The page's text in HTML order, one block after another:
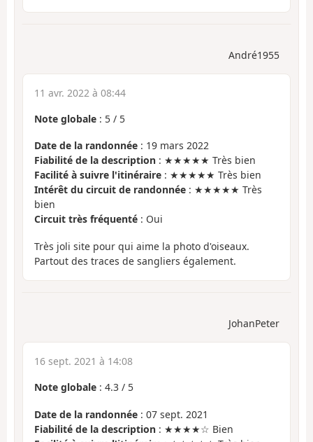
André1955
11 avr. 2022 à 08:44
Note globale : 5 / 5
Date de la randonnée : 19 mars 2022
Fiabilité de la description : ★★★★★ Très bien
Facilité à suivre l'itinéraire : ★★★★★ Très bien
Intérêt du circuit de randonnée : ★★★★★ Très
bien
Circuit très fréquenté : Oui
Très joli site pour qui aime la photo d'oiseaux.
Partout des traces de sangliers également.
JohanPeter
16 sept. 2021 à 14:08
Note globale : 4.3 / 5
Date de la randonnée : 07 sept. 2021
Fiabilité de la description : ★★★★☆ Bien